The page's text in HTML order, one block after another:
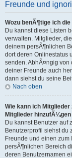
Freunde und
Wozu benÃ¶tige ich
Du kannst diese Listen
verwalten. Mitglieder,
deinem persÃ¶nlichen
dort deren Onlinestatus
senden. AbhÃ¤ngig von
deiner Freunde auch
dann siehst du seine
Nach oben
Wie kann ich
Mitglieder
Du kannst Benutzer auf
Benutzerprofil siehst
Freunde und einen
persÃ¶nlichen Bereich
deren Benutzernamen